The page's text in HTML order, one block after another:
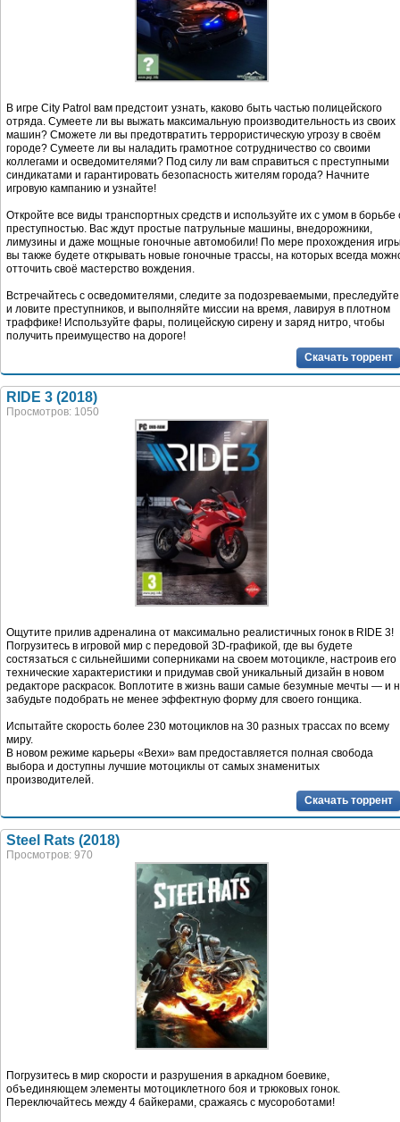
В игре City Patrol вам предстоит узнать, каково быть частью полицейского
отряда. Сумеете ли вы выжать максимальную производительность из своих
машин? Сможете ли вы предотвратить террористическую угрозу в своём
городе? Сумеете ли вы наладить грамотное сотрудничество со своими
коллегами и осведомителями? Под силу ли вам справиться с преступными
синдикатами и гарантировать безопасность жителям города? Начните
игровую кампанию и узнайте!
Откройте все виды транспортных средств и используйте их с умом в борьбе
преступностью. Вас ждут простые патрульные машины, внедорожники,
лимузины и даже мощные гоночные автомобили! По мере прохождения
вы также будете открывать новые гоночные трассы, на которых всегда
отточить своё мастерство вождения.
Встречайтесь с осведомителями, следите за подозреваемыми, преследуйте
и ловите преступников, и выполняйте миссии на время, лавируя в плотном
траффике! Используйте фары, полицейскую сирену и заряд нитро, чтобы
получить преимущество на дороге!
Скачать торрент
RIDE 3 (2018)
Просмотров: 1050
Ощутите прилив адреналина от максимально реалистичных гонок в RIDE 3!
Погрузитесь в игровой мир с передовой 3D-графикой, где вы будете
состязаться с сильнейшими соперниками на своем мотоцикле, настроив его
технические характеристики и придумав свой уникальный дизайн в новом
редакторе раскрасок. Воплотите в жизнь ваши самые безумные мечты — и
забудьте подобрать не менее эффектную форму для своего гонщика.
Испытайте скорость более 230 мотоциклов на 30 разных трассах по всему
миру.
В новом режиме карьеры «Вехи» вам предоставляется полная свобода
выбора и доступны лучшие мотоциклы от самых знаменитых
производителей.
Скачать торрент
Steel Rats (2018)
Просмотров: 970
Погрузитесь в мир скорости и разрушения в аркадном боевике,
объединяющем элементы мотоциклетного боя и трюковых гонок.
Переключайтесь между 4 байкерами, сражаясь с мусороботами!